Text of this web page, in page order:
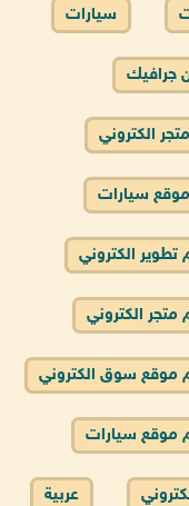
سيارات
جرافيك
الكتروني
سيارات
الكتروني
الكتروني
سوق الكتروني
سيارات
عربية